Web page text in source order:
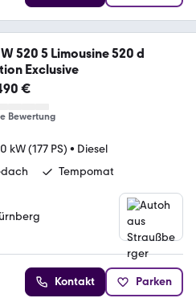
520 5 Limousine 520 d
Exclusive
€
Bewertung
kW (177 PS) • Diesel
Tempomat
Kontakt Parken